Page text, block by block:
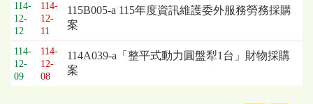
114-
12-
12
114-
12-
11
115B005-a 115年度資訊維護委外服務勞務採購
案
114-
12-
09
114-
12-
08
114A039-a「整平式動力圓盤犁1台」財物採購
案